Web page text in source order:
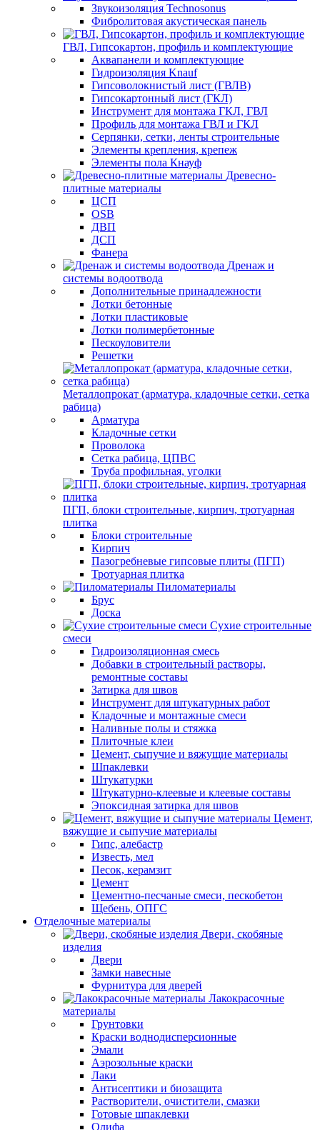
Звукоизоляция Technosonus
Фибролитовая акустическая панель
ГВЛ, Гипсокартон, профиль и комплектующие
Аквапанели и комплектующие
Гидроизоляция Knauf
Гипсоволокнистый лист (ГВЛВ)
Гипсокартонный лист (ГКЛ)
Инструмент для монтажа ГКЛ, ГВЛ
Профиль для монтажа ГВЛ и ГКЛ
Серпянки, сетки, ленты строительные
Элементы крепления, крепеж
Элементы пола Кнауф
Древесно-
плитные материалы
ЦСП
OSB
ДВП
ДСП
Фанера
Дренаж и
системы водоотвода
Дополнительные принадлежности
Лотки бетонные
Лотки пластиковые
Лотки полимербетонные
Пескоуловители
Решетки
Металлопрокат (арматура, кладочные сетки, сетка
рабица)
Арматура
Кладочные сетки
Проволока
Сетка рабица, ЦПВС
Труба профильная, уголки
ПГП, блоки строительные, кирпич, тротуарная
плитка
Блоки строительные
Кирпич
Пазогребневые гипсовые плиты (ПГП)
Тротуарная плитка
Пиломатериалы
Брус
Доска
Сухие строительные
смеси
Гидроизоляционная смесь
Добавки в строительный растворы,
ремонтные составы
Затирка для швов
Инструмент для штукатурных работ
Кладочные и монтажные смеси
Наливные полы и стяжка
Плиточные клеи
Цемент, сыпучие и вяжущие материалы
Шпаклевки
Штукатурки
Штукатурно-клеевые и клеевые составы
Эпоксидная затирка для швов
Цемент,
вяжущие и сыпучие материалы
Гипс, алебастр
Известь, мел
Песок, керамзит
Цемент
Цементно-песчаные смеси, пескобетон
Щебень, ОПГС
Отделочные материалы
Двери, скобяные
изделия
Двери
Замки навесные
Фурнитура для дверей
Лакокрасочные
материалы
Грунтовки
Краски воднодисперсионные
Эмали
Аэрозольные краски
Лаки
Антисептики и биозащита
Растворители, очистители, смазки
Готовые шпаклевки
Олифа